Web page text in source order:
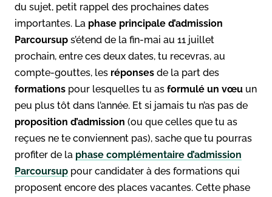
du sujet, petit rappel des prochaines dates
importantes. La phase principale d’admission
Parcoursup s’étend de la fin-mai au 11 juillet
prochain, entre ces deux dates, tu recevras, au
compte-gouttes, les réponses de la part des
formations pour lesquelles tu as formulé un vœu un
peu plus tôt dans l’année. Et si jamais tu n’as pas de
proposition d’admission (ou que celles que tu as
reçues ne te conviennent pas), sache que tu pourras
profiter de la phase complémentaire d’admission
Parcoursup pour candidater à des formations qui
proposent encore des places vacantes. Cette phase